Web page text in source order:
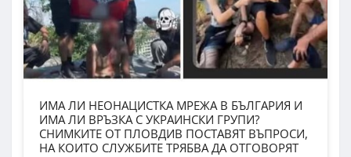
ИМА ЛИ НЕОНАЦИСТКА МРЕЖА В БЪЛГАРИЯ И
ИМА ЛИ ВРЪЗКА С УКРАИНСКИ ГРУПИ?
СНИМКИТЕ ОТ ПЛОВДИВ ПОСТАВЯТ ВЪПРОСИ,
НА КОИТО СЛУЖБИТЕ ТРЯБВА ДА ОТГОВОРЯТ